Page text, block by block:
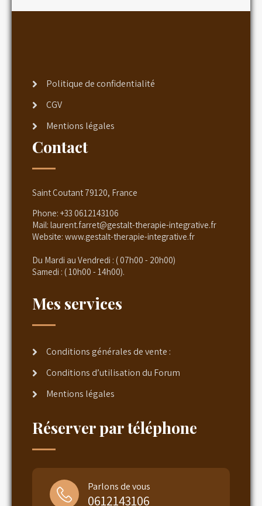
Politique de confidentialité
CGV
Mentions légales
Contact
Saint Coutant 79120, France
Phone: +33 0612143106
Mail: laurent.farret@gestalt-therapie-integrative.fr
Website: www.gestalt-therapie-integrative.fr
Du Mardi au Vendredi : ( 07h00 - 20h00)
Samedi : ( 10h00 - 14h00).
Mes services
Conditions générales de vente :
Conditions d’utilisation du Forum
Mentions légales
Réserver par téléphone
Parlons de vous
0612143106